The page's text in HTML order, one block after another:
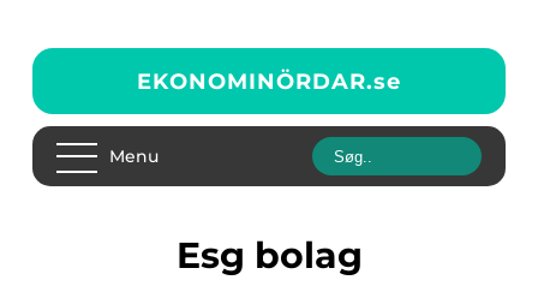
EKONOMINÖRDAR.se
Menu
esg bolag